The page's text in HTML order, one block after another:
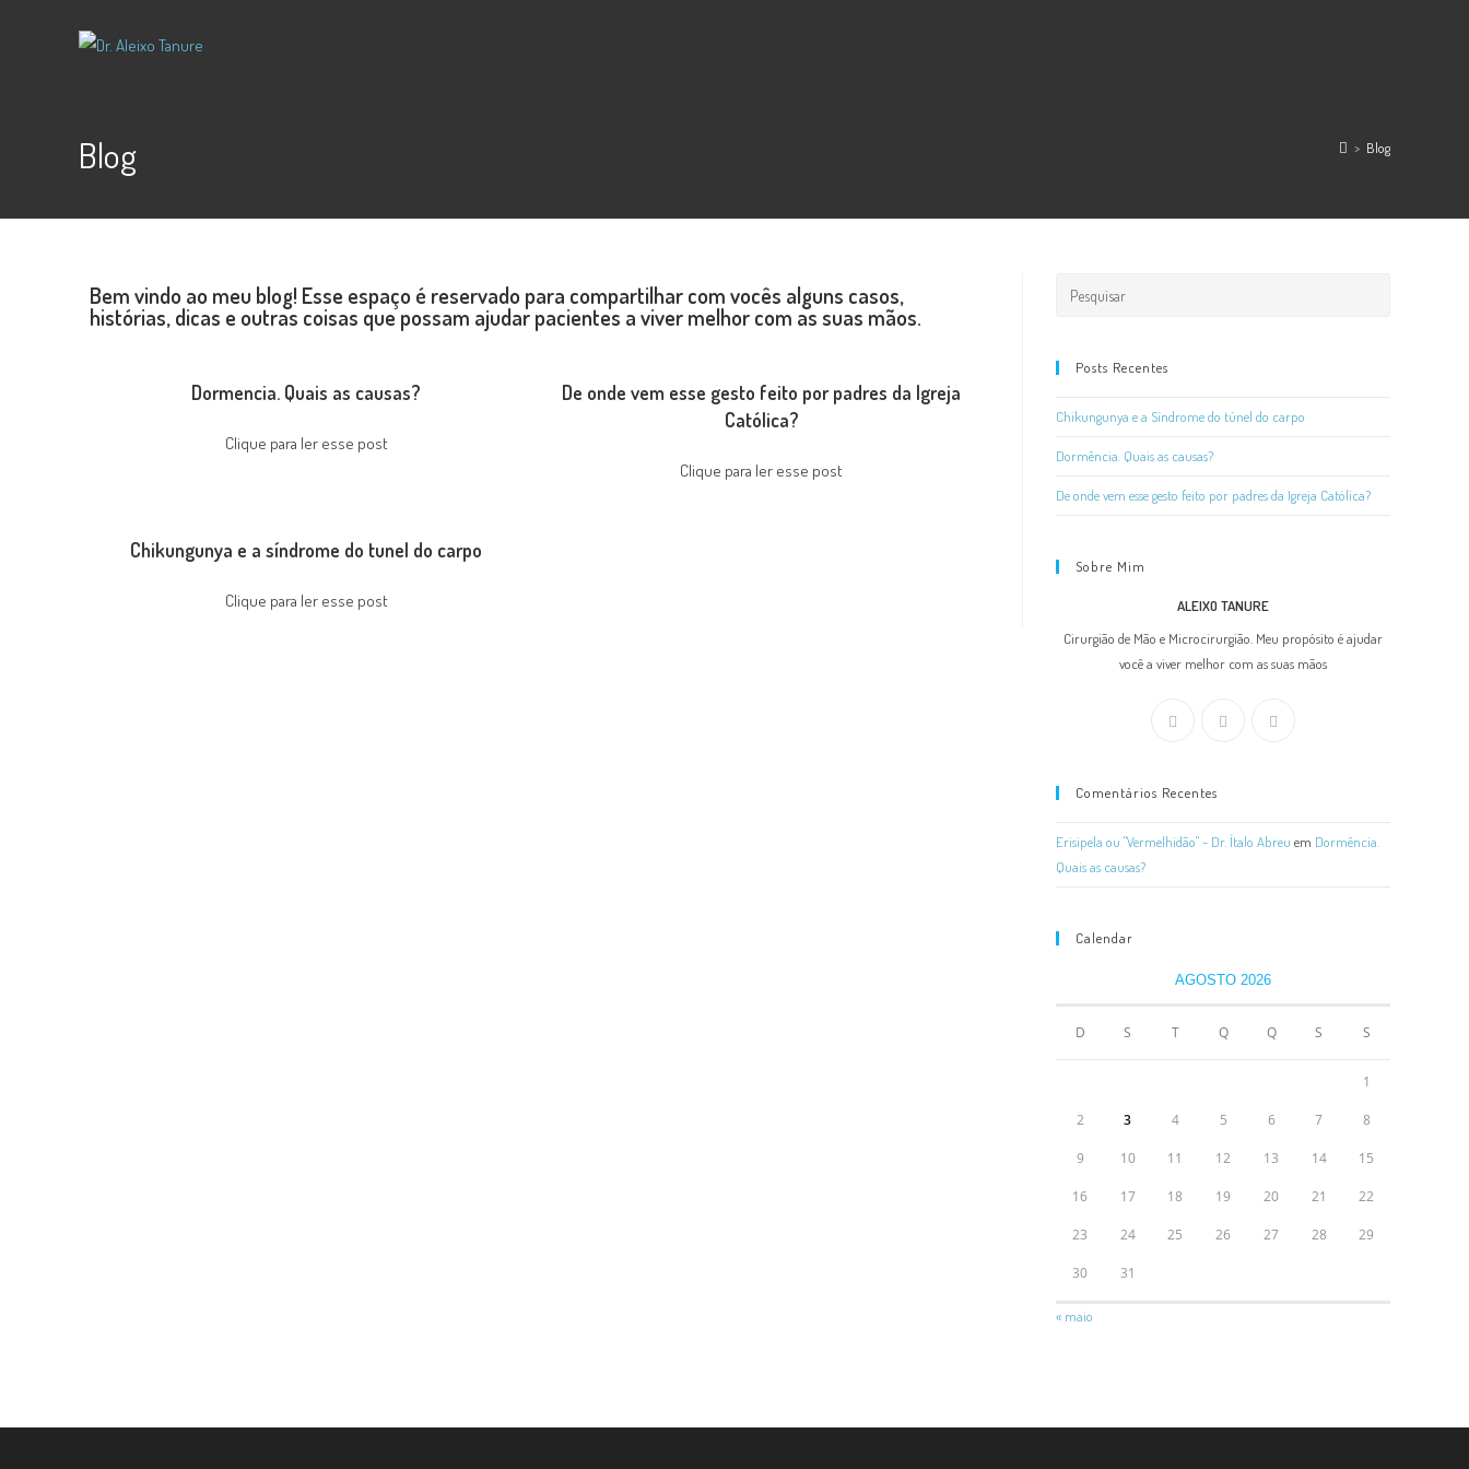
Blog > Blog
Bem vindo ao meu blog! Esse espaço é reservado para compartilhar com vocês alguns casos,
histórias, dicas e outras coisas que possam ajudar pacientes a viver melhor com as suas mãos.
Dormencia. Quais as causas?
Clique para ler esse post
De onde vem esse gesto feito por padres da Igreja
Católica?
Clique para ler esse post
Chikungunya e a síndrome do tunel do carpo
Clique para ler esse post
Posts Recentes
Chikungunya e a Síndrome do túnel do carpo
Dormência. Quais as causas?
De onde vem esse gesto feito por padres da Igreja Católica?
Sobre Mim
ALEIXO TANURE
Cirurgião de Mão e Microcirurgião. Meu propósito é ajudar
você a viver melhor com as suas mãos
Comentários Recentes
Erisipela ou "Vermelhidão" - Dr. Ítalo Abreu em Dormência.
Quais as causas?
Calendar
AGOSTO 2026
D S T Q Q S S
1
2 3 4 5 6 7 8
9 10 11 12 13 14 15
16 17 18 19 20 21 22
23 24 25 26 27 28 29
30 31
« maio